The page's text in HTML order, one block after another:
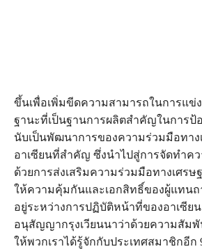
ขึ้นเพื่อเพิ่มขีดความสามารถในการแข่
ฐานะที่เป็นฐานการผลิตสำคัญในการป้
นับเป็นพัฒนาการของความร่วมมือทาง
อาเซียนที่สำคัญ ซึ่งนำไปสู่การจัดทำค
ด้วยการส่งเสริมความร่วมมือทางเศรษ
ให้ความคุ้มกันและเอกสิทธิ์ของผู้แทนถ
อยู่ระหว่างการปฏิบัติหน้าที่ของอาเซีย
อนุสัญญากรุงเวียนนาว่าด้วยความสัมพั
ให้พวกเราได้รู้จักกับประเทศสมาชิกอีก